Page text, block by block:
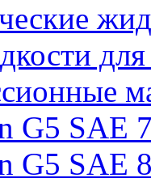
G5 SAE
G5 SAE